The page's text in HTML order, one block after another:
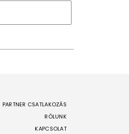
PARTNER CSATLAKOZÁS
RÓLUNK
KAPCSOLAT